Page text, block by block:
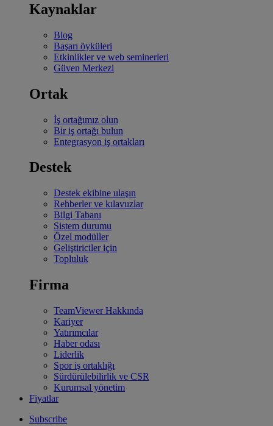
Kaynaklar
Blog
Başarı öyküleri
Etkinlikler ve web seminerleri
Güven Merkezi
Ortak
İş ortağımız olun
Bir iş ortağı bulun
Entegrasyon iş ortakları
Destek
Destek ekibine ulaşın
Rehberler ve kılavuzlar
Bilgi Tabanı
Sistem durumu
Özel modüller
Geliştiriciler için
Topluluk
Firma
TeamViewer Hakkında
Kariyer
Yatırımcılar
Haber odası
Liderlik
Spor iş ortaklığı
Sürdürülebilirlik ve CSR
Kurumsal yönetim
Fiyatlar
Subscribe